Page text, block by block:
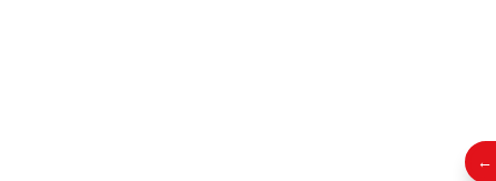
←